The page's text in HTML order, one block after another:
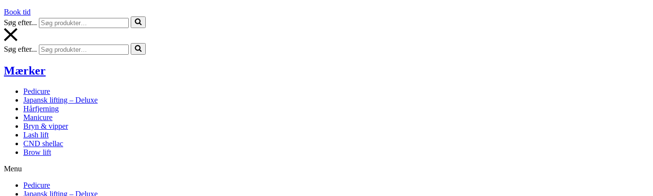
Book tid
Søg efter...
Søg efter...
Mærker
Pedicure
Japansk lifting – Deluxe
Hårfjerning
Manicure
Bryn & vipper
Lash lift
CND shellac
Brow lift
Menu
Pedicure
Japansk lifting – Deluxe